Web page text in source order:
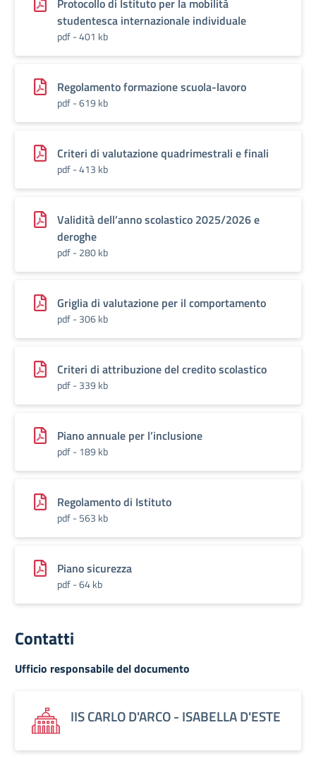
Protocollo di Istituto per la mobilità
studentesca internazionale individuale
pdf - 401 kb
Regolamento formazione scuola-lavoro
pdf - 619 kb
Criteri di valutazione quadrimestrali e finali
pdf - 413 kb
Validità dell’anno scolastico 2025/2026 e
deroghe
pdf - 280 kb
Griglia di valutazione per il comportamento
pdf - 306 kb
Criteri di attribuzione del credito scolastico
pdf - 339 kb
Piano annuale per l’inclusione
pdf - 189 kb
Regolamento di Istituto
pdf - 563 kb
Piano sicurezza
pdf - 64 kb
Contatti
Ufficio responsabile del documento
IIS CARLO D'ARCO - ISABELLA D'ESTE